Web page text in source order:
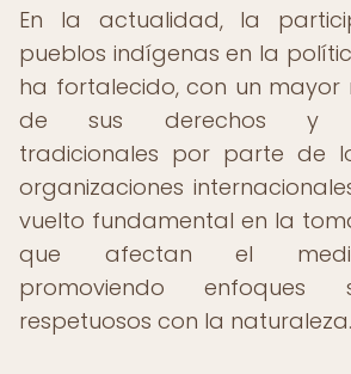
En la actualidad, la
pueblos indígenas en la
ha fortalecido, con un mayor
de sus derechos y
tradicionales por parte de
organizaciones
vuelto fundamental en la
que afectan el
promoviendo enfoques
respetuosos con la naturaleza.